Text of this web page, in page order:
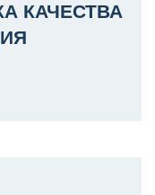
КАЧЕСТВА